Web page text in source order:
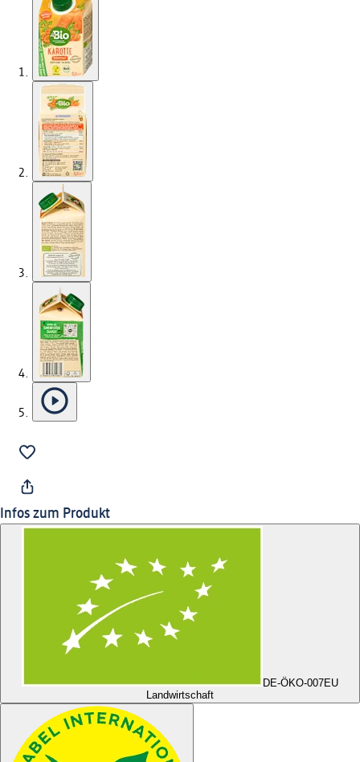
Infos zum Produkt
DE-ÖKO-007EU
Landwirtschaft